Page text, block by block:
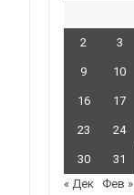
2 3
9 10
16 17
23 24
30
31
« Дек
Фев »